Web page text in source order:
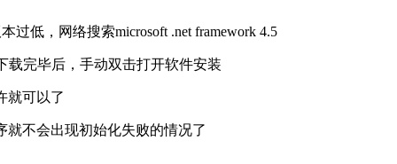
过低，网络搜索microsoft .net framework 4.5
载完毕后，手动双击打开软件安装
就可以了
就不会出现初始化失败的情况了